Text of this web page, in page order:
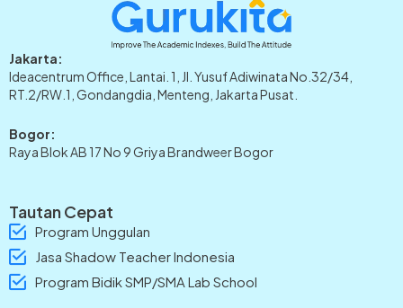
Jakarta:
Ideacentrum Office, Lantai. 1, Jl. Yusuf Adiwinata No.32/34,
RT.2/RW.1, Gondangdia, Menteng, Jakarta Pusat.
Bogor:
Raya Blok AB 17 No 9 Griya Brandweer Bogor
Tautan Cepat
Program Unggulan
Jasa Shadow Teacher Indonesia
Program Bidik SMP/SMA Lab School